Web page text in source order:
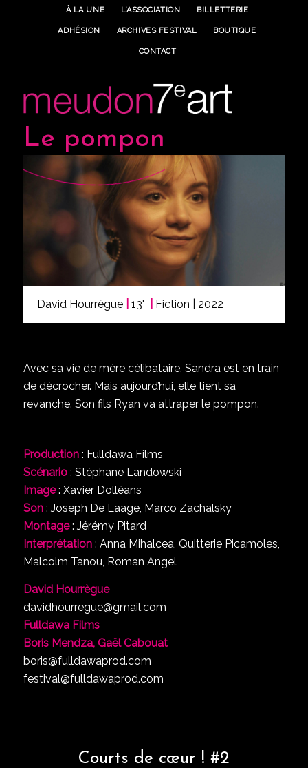
À LA UNE L’ASSOCIATION BILLETTERIE
ADHÉSION ARCHIVES FESTIVAL BOUTIQUE
CONTACT
Le pompon
David Hourrègue 13' Fiction | 2022
Avec sa vie de mère célibataire, Sandra est en train
de décrocher. Mais aujourd’hui, elle tient sa
revanche. Son fils Ryan va attraper le pompon.
Production: Fulldawa Films
Scénario: Stéphane Landowski
Image: Xavier Dolléans
Son: Joseph De Laage, Marco Zachalsky
Montage: Jérémy Pitard
Interprétation: Anna Mihalcea, Quitterie Picamoles,
Malcolm Tanou, Roman Angel
David Hourrègue
davidhourregue@gmail.com
Fulldawa Films
Boris Mendza, Gaël Cabouat
boris@fulldawaprod.com
festival@fulldawaprod.com
Courts de cœur ! #2